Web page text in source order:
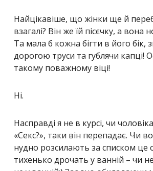
Найцікавіше, що жінки ще й
взагалі? Він же їй пісєчку, а вона
Та мала б кожна бігти в його бік,
дорогою труси та гублячи капці!
такому поважному віці!
Ні.
Насправді я не в курсі, чи
«Секс?», таки він перепадає. Чи
нудно розсилають за списком це
тихенько дрочать у ванній – чи